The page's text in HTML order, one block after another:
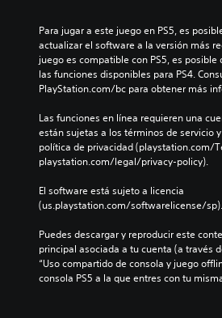
Para jugar a este juego en PS5, es
actualizar el software a la versión más
juego es compatible con PS5, es
las funciones disponibles para PS4.
PlayStation.com/bc para obtener más
Las funciones en línea requieren una
están sujetas a los términos de servicio
política de privacidad (playstation.com/
playstation.com/legal/privacy-policy).
El software está sujeto a licencia
(us.playstation.com/softwarelicense/sp).
Puedes descargar y reproducir este
principal asociada a tu cuenta (a través
“Uso compartido de consola y juego
consola PS5 a la que entres con tu